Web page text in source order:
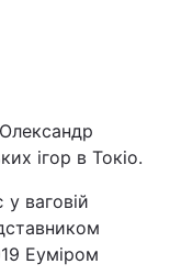
Олександр
ігор в Токіо.
у ваговій
Еуміром